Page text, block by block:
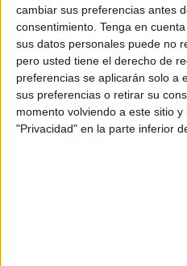
cambiar sus preferencias antes
consentimiento. Tenga en
sus datos personales puede no
pero usted tiene el derecho de
preferencias se aplicarán solo a
sus preferencias o retirar su
momento volviendo a este sitio
"Privacidad" en la parte inferior
Acerca de